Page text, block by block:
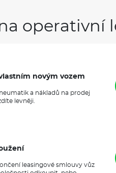
operativní
novým vozem
a nákladů na prodej
levněji.
leasingové smlouvy vůz